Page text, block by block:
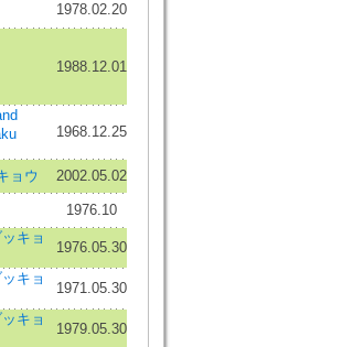
1978.02.20
1988.12.01
1968.12.25
ョウ 2002.05.02
1976.10
キョ
1976.05.30
キョ
1971.05.30
キョ
1979.05.30